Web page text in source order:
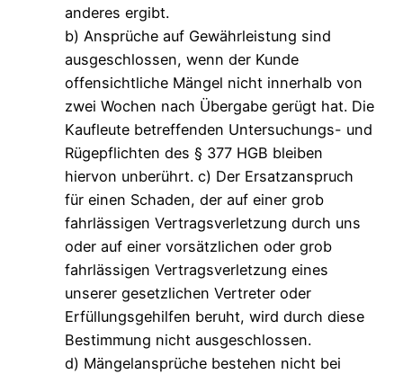
anderes ergibt.
b) Ansprüche auf Gewährleistung sind
ausgeschlossen, wenn der Kunde
offensichtliche Mängel nicht innerhalb von
zwei Wochen nach Übergabe gerügt hat. Die
Kaufleute betreffenden Untersuchungs- und
Rügepflichten des § 377 HGB bleiben
hiervon unberührt. c) Der Ersatzanspruch
für einen Schaden, der auf einer grob
fahrlässigen Vertragsverletzung durch uns
oder auf einer vorsätzlichen oder grob
fahrlässigen Vertragsverletzung eines
unserer gesetzlichen Vertreter oder
Erfüllungsgehilfen beruht, wird durch diese
Bestimmung nicht ausgeschlossen.
d) Mängelansprüche bestehen nicht bei